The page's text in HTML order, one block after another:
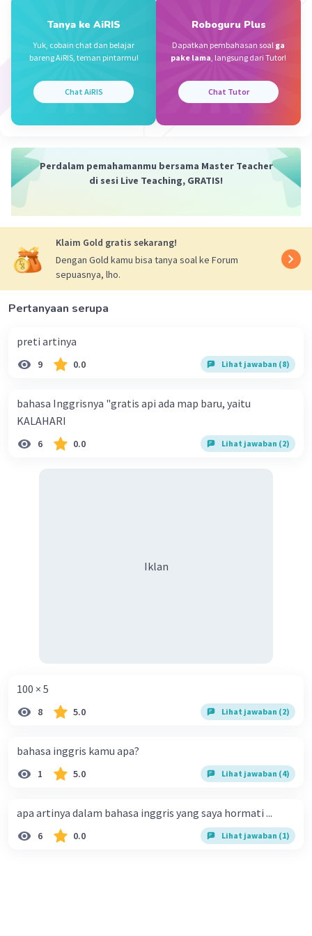
Tanya ke AiRIS
Yuk, cobain chat dan belajar
bareng AiRIS, teman pintarmu!
Chat AiRIS
Roboguru Plus
Dapatkan pembahasan soal ga
pake lama, langsung dari Tutor!
Chat Tutor
Perdalam pemahamanmu bersama Master Teacher
di sesi Live Teaching, GRATIS!
Klaim Gold gratis sekarang!
Dengan Gold kamu bisa tanya soal ke Forum
sepuasnya, lho.
Pertanyaan serupa
preti artinya
9 0.0 Lihat jawaban (8)
bahasa Inggrisnya "gratis api ada map baru, yaitu
KALAHARI
6 0.0 Lihat jawaban (2)
Iklan
100 × 5
8 5.0 Lihat jawaban (2)
bahasa inggris kamu apa?
1 5.0 Lihat jawaban (4)
apa artinya dalam bahasa inggris yang saya hormati ...
6 0.0 Lihat jawaban (1)